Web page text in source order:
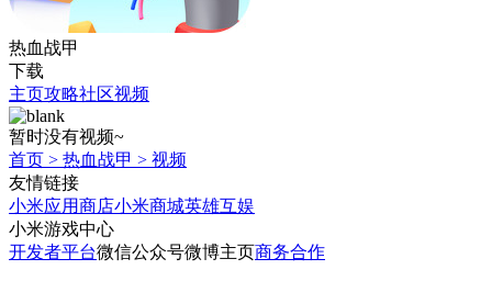
热血战甲
下载
主页攻略社区视频
暂时没有视频~
首页 > 热血战甲 > 视频
友情链接
小米应用商店小米商城英雄互娱
小米游戏中心
开发者平台微信公众号微博主页商务合作